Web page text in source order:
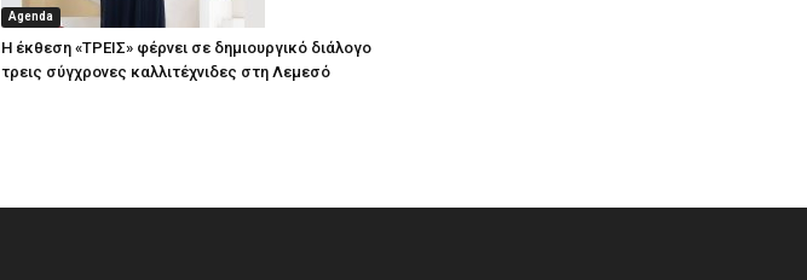
Agenda
Η έκθεση «ΤΡΕΙΣ» φέρνει σε δημιουργικό διάλογο
τρεις σύγχρονες καλλιτέχνιδες στη Λεμεσό